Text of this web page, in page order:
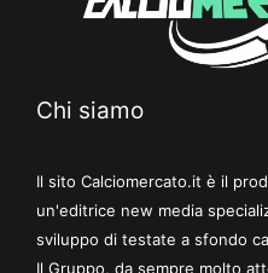
Chi siamo
Il sito Calciomercato.it è il
un'editrice new media
sviluppo di testate a sfondo
Il Gruppo, da sempre molto